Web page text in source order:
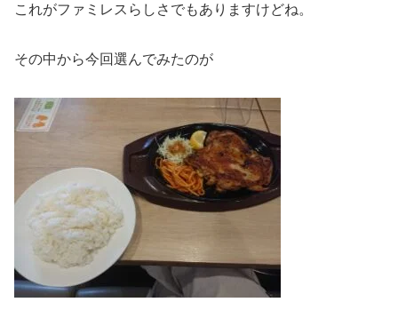
これがファミレスらしさでもありますけどね。
その中から今回選んでみたのが